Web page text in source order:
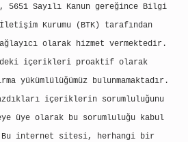
5651 Sayılı Kanun gereğince Bilgi
Kurumu (BTK) tarafından
olarak hizmet vermektedir.
içerikleri proaktif olarak
yükümlülüğümüz bulunmamaktadır.
içeriklerin sorumluluğunu
üye olarak bu sorumluluğu kabul
internet sitesi, herhangi bir